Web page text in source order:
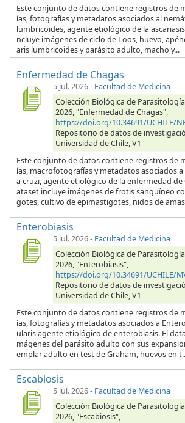
Este conjunto de datos contiene registros de
ías, fotografías y metadatos asociados al
lumbricoides, agente etiológico de la
ncluye imágenes de ciclo de Loos, huevo,
aris lumbricoides y parásito adulto, macho y...
Enfermedad de Chagas
5 jul. 2026- Facultad de Medicina
Colección Biológica de Parasitología
2026, "Enfermedad de Chagas",
https://doi.org/10.34691/UCHILE/
Repositorio de datos de
Universidad de Chile, V1
Este conjunto de datos contiene registros de
ías, macrofotografías y metadatos asociados
a cruzi, agente etiológico de la enfermedad de
ataset incluye imágenes de frotis sanguíneo
gotes, cultivo de epimastigotes, nidos de
Enterobiasis
5 jul. 2026- Facultad de Medicina
Colección Biológica de Parasitología
2026, "Enterobiasis",
https://doi.org/10.34691/UCHILE/
Repositorio de datos de
Universidad de Chile, V1
Este conjunto de datos contiene registros de
ías, fotografías y metadatos asociados a
ularis agente etiológico de enterobiasis. El
mágenes del parásito adulto con sus
emplar adulto en test de Graham, huevos en
Escabiosis
5 jul. 2026- Facultad de Medicina
Colección Biológica de Parasitología
2026, "Escabiosis",